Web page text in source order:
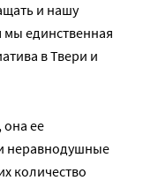
и нашу
мы единственная
в Твери и
ее
неравнодушные
количество